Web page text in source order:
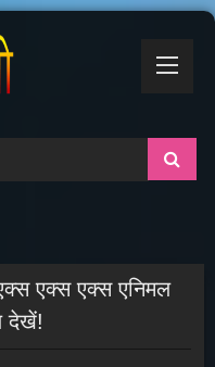
एक्स एक्स एनिमल
देखें!